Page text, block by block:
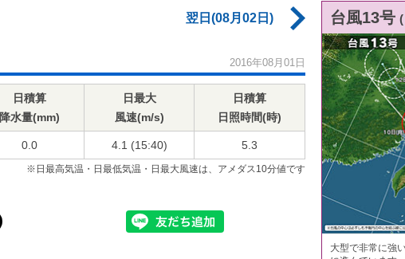
翌日(08月02日)
2016年08月01日
日積算
降水量(mm)
日最大
風速(m/s)
日積算
日照時間(時)
0.0 4.1 (15:40) 5.3
※日最高気温・日最低気温・日最大風速は、アメダス10分値です
台風13号
大型で非常に強